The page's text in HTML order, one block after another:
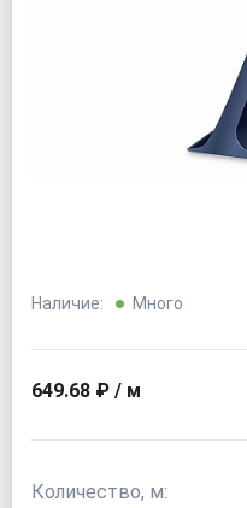
Наличие: Много
649.68 ₽ / м
Количество, м: